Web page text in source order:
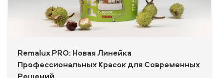
Remalux PRO: Новая Линейка
Профессиональных Красок для Современных